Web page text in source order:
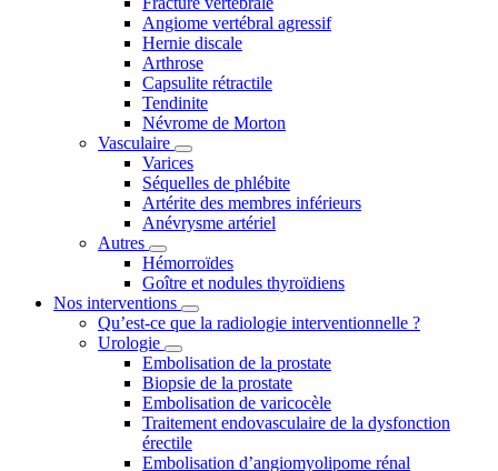
Angiome vertébral agressif
Hernie discale
Arthrose
Capsulite rétractile
Tendinite
Névrome de Morton
Vasculaire
Varices
Séquelles de phlébite
Artérite des membres inférieurs
Anévrysme artériel
Autres
Hémorroïdes
Goître et nodules thyroïdiens
Nos interventions
Qu’est-ce que la radiologie interventionnelle ?
Urologie
Embolisation de la prostate
Biopsie de la prostate
Embolisation de varicocèle
Traitement endovasculaire de la dysfonction
érectile
Embolisation d’angiomyolipome rénal